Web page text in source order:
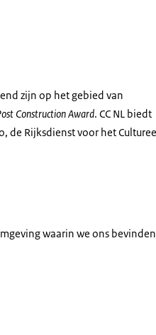
zijn op het gebied van
Construction Award. CC NL biedt
de Rijksdienst voor het
waarin we ons